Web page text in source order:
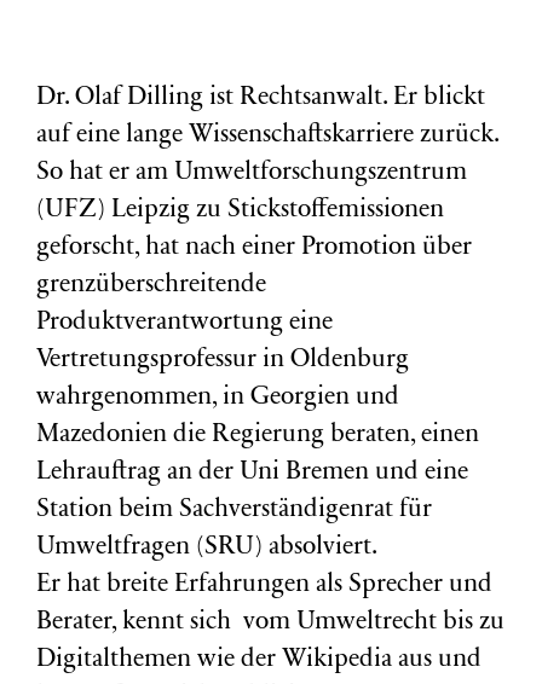
Dr. Olaf Dilling ist Rechtsanwalt. Er blickt
auf eine lange Wissenschaftskarriere zurück.
So hat er am Umweltforschungszentrum
(UFZ) Leipzig zu Stickstoffemissionen
geforscht, hat nach einer Promotion über
grenzüberschreitende
Produktverantwortung eine
Vertretungsprofessur in Oldenburg
wahrgenommen, in Georgien und
Mazedonien die Regierung beraten, einen
Lehrauftrag an der Uni Bremen und eine
Station beim Sachverständigenrat für
Umweltfragen (SRU) absolviert.
Er hat breite Erfahrungen als Sprecher und
Berater, kennt sich vom Umweltrecht bis zu
Digitalthemen wie der Wikipedia aus und